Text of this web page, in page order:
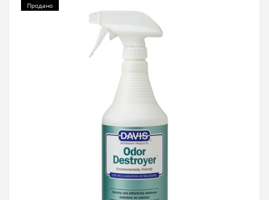
Продано